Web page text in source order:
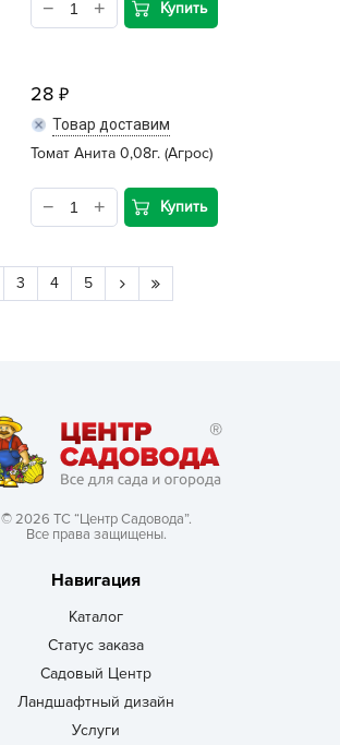
Купить
28
Товар доставим
Томат Анита 0,08г. (Агрос)
Купить
3 4 5
© 2026 ТС “Центр Садовода”.
Все права защищены.
Навигация
Каталог
Статус заказа
Садовый Центр
Ландшафтный дизайн
Услуги